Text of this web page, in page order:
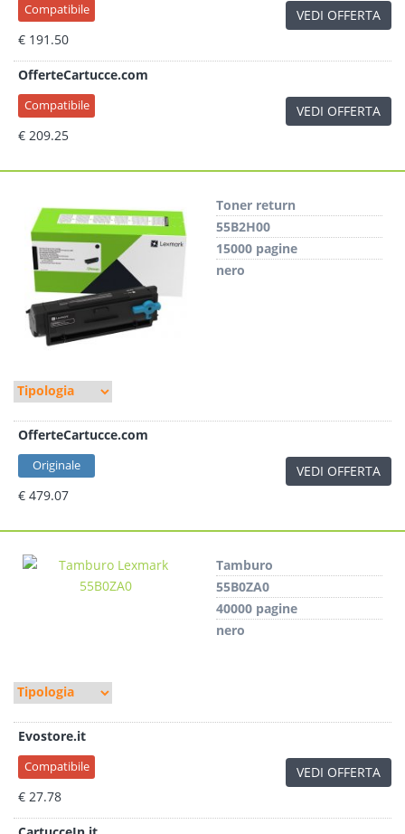
Compatibile
€ 191.50
VEDI OFFERTA
OfferteCartucce.com
Compatibile
€ 209.25
VEDI OFFERTA
Toner return
55B2H00
15000 pagine
nero
OfferteCartucce.com
Originale
€ 479.07
VEDI OFFERTA
Tamburo
55B0ZA0
40000 pagine
nero
Evostore.it
Compatibile
€ 27.78
VEDI OFFERTA